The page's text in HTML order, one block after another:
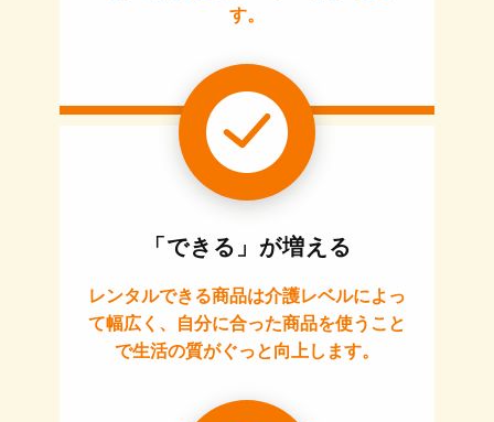
す。
「できる」が増える
レンタルできる商品は介護レベルによっ
て幅広く、自分に合った商品を使うこと
で生活の質がぐっと向上します。